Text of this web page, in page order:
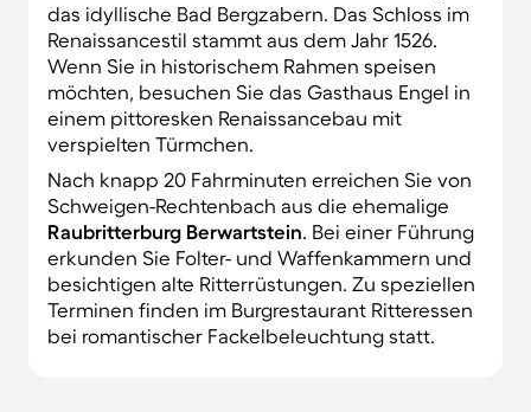
das idyllische Bad Bergzabern. Das Schloss im
Renaissancestil stammt aus dem Jahr 1526.
Wenn Sie in historischem Rahmen speisen
möchten, besuchen Sie das Gasthaus Engel in
einem pittoresken Renaissancebau mit
verspielten Türmchen.
Nach knapp 20 Fahrminuten erreichen Sie von
Schweigen-Rechtenbach aus die ehemalige
Raubritterburg Berwartstein. Bei einer Führung
erkunden Sie Folter- und Waffenkammern und
besichtigen alte Ritterrüstungen. Zu speziellen
Terminen finden im Burgrestaurant Ritteressen
bei romantischer Fackelbeleuchtung statt.